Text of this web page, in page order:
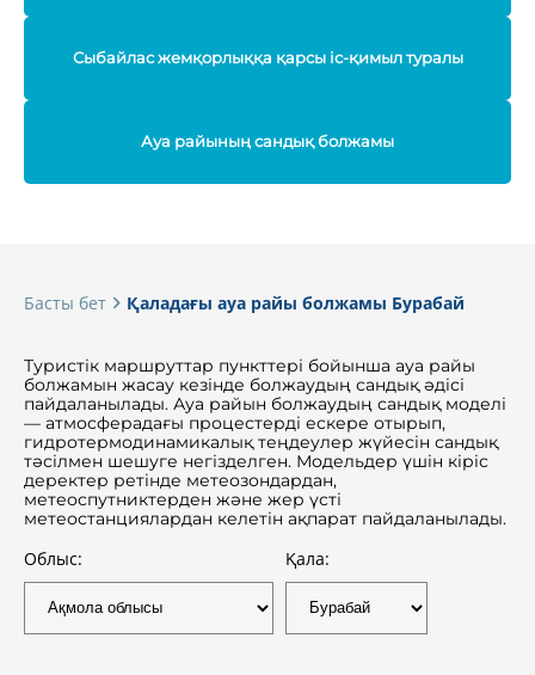
Сыбайлас жемқорлыққа қарсы іс-қимыл туралы
Ауа райының сандық болжамы
Басты бет Қаладағы ауа райы болжамы Бурабай
Туристік маршруттар пункттері бойынша ауа райы
болжамын жасау кезінде болжаудың сандық әдісі
пайдаланылады. Ауа райын болжаудың сандық моделі
— атмосферадағы процестерді ескере отырып,
гидротермодинамикалық теңдеулер жүйесін сандық
тәсілмен шешуге негізделген. Модельдер үшін кіріс
деректер ретінде метеозондардан,
метеоспутниктерден және жер үсті
метеостанциялардан келетін ақпарат пайдаланылады.
Облыс: Қала: